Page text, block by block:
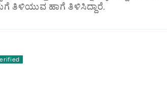
ತಿಳಿಯುವ ಹಾಗೆ ತಿಳಿಸಿದ್ದಾರೆ.